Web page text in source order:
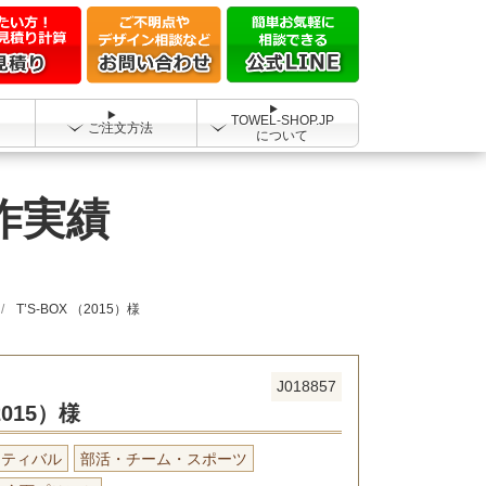
ご注文方法
TOWEL-SHOP.JP
について
実績
T’S-BOX （2015）様
J018857
）様
ィバル
部活・チーム・スポーツ